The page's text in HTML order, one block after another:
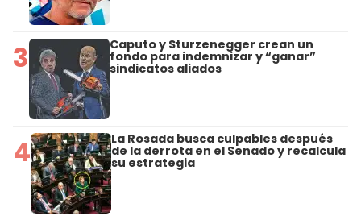
3 Caputo y Sturzenegger crean un
fondo para indemnizar y “ganar”
sindicatos aliados
4 La Rosada busca culpables después
de la derrota en el Senado y recalcula
su estrategia